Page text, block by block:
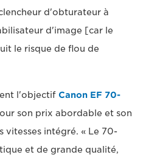
d'obturateur à
d'image [car le
le risque de flou de
l'objectif Canon EF 70-
son prix abordable et son
vitesses intégré. « Le 70-
et de grande qualité,